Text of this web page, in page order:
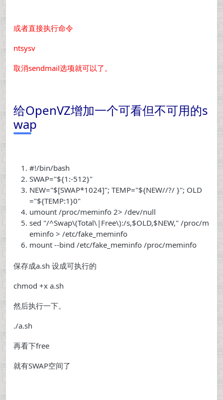
或者直接执行命令
ntsysv
取消sendmail选项就可以了。
给OpenVZ增加一个可看但不可用的s
wap
#!/bin/bash
SWAP="${1:-512}"
NEW="$[SWAP*1024]"; TEMP="${NEW//?/ }"; OLD
="${TEMP:1}0"
umount /proc/meminfo 2> /dev/null
sed "/^Swap\(Total\|Free\):/s,$OLD,$NEW," /proc/m
eminfo > /etc/fake_meminfo
mount --bind /etc/fake_meminfo /proc/meminfo
保存成a.sh 设成可执行的
chmod +x a.sh
然后执行一下。
./a.sh
再看下free
就有SWAP空间了